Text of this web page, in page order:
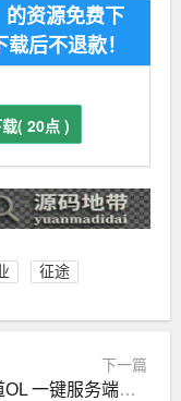
资源免费下
后不退款！
( 20点 )
征途
下一篇
仙风道OL 一键服务端单机版